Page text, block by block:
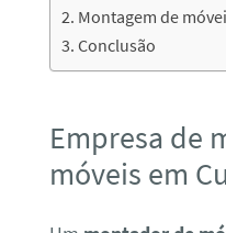
Montagem de
Conclusão
Empresa de
móveis em